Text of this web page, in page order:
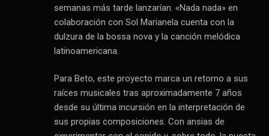
semanas más tarde lanzarían. «Nada nada» en
colaboración con Sol Marianela cuenta con la
dulzura de la bossa nova y la canción melódica
latinoamericana.
Para Beto, este proyecto marca un retorno a sus
raíces musicales tras aproximadamente 7 años
desde su última incursión en la interpretación de
sus propias composiciones. Con ansias de